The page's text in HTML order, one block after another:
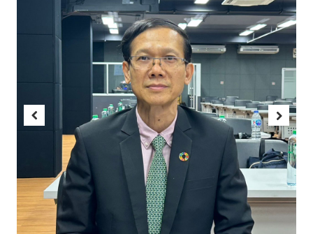
Previous Next